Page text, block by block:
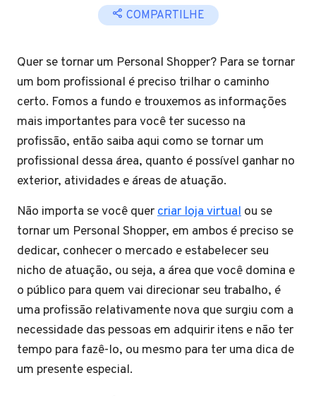
COMPARTILHE
Quer se tornar um Personal Shopper? Para se tornar
um bom profissional é preciso trilhar o caminho
certo. Fomos a fundo e trouxemos as informações
mais importantes para você ter sucesso na
profissão, então saiba aqui como se tornar um
profissional dessa área, quanto é possível ganhar no
exterior, atividades e áreas de atuação.
Não importa se você quercriar loja virtual ou se
tornar um Personal Shopper, em ambos é preciso se
dedicar, conhecer o mercado e estabelecer seu
nicho de atuação, ou seja, a área que você domina e
o público para quem vai direcionar seu trabalho, é
uma profissão relativamente nova que surgiu com a
necessidade das pessoas em adquirir itens e não ter
tempo para fazê-lo, ou mesmo para ter uma dica de
um presente especial.